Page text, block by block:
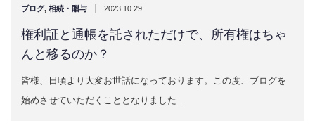
ブログ, 相続・贈与 | 2023.10.29
権利証と通帳を託されただけで、所有権はちゃ
んと移るのか？
皆様、日頃より大変お世話になっております。この度、ブログを
始めさせていただくこととなりました…